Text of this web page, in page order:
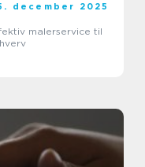
december 2025
malerservice til